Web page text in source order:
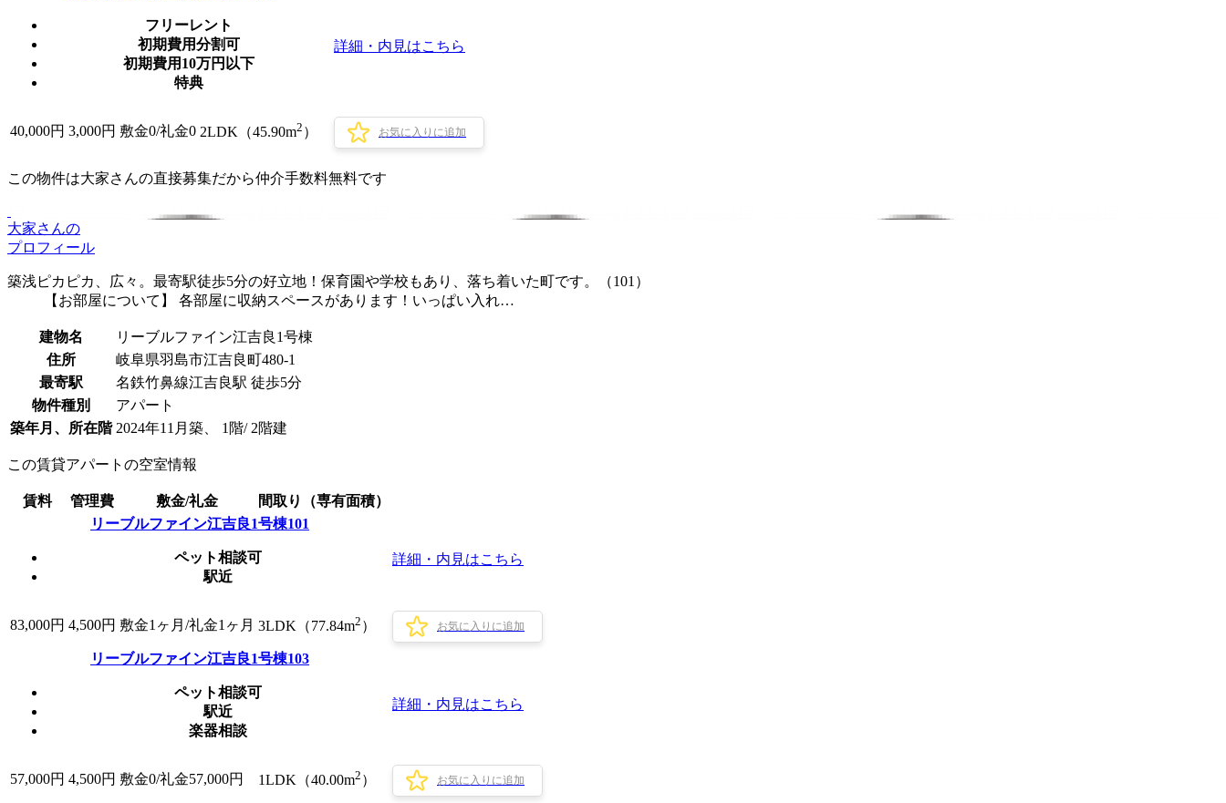
フリーレント
初期費用分割可
初期費用10万円以下
特典
詳細・内見はこちら
40,000円 3,000円 敷金0/礼金0 2LDK（45.90m2 ） お気に入りに追加
この物件は大家さんの直接募集だから仲介手数料無料です
大家さんの
プロフィール
築浅ピカピカ、広々。最寄駅徒歩5分の好立地！保育園や学校もあり、落ち着いた町です。（101）
【お部屋について】 各部屋に収納スペースがあります！いっぱい入れ…
建物名
リーブルファイン江吉良1号棟
住所
岐阜県羽島市江吉良町480-1
最寄駅
名鉄竹鼻線江吉良駅 徒歩5分
物件種別
アパート
築年月、所在階 2024年11月築、 1階/ 2階建
この賃貸アパートの空室情報
賃料 管理費 敷金/礼金
間取り（専有面積）
リーブルファイン江吉良1号棟101
ペット相談可
駅近
詳細・内見はこちら
83,000円 4,500円 敷金1ヶ月/礼金1ヶ月 3LDK（77.84m2 ） お気に入りに追加
リーブルファイン江吉良1号棟103
ペット相談可
駅近
楽器相談
詳細・内見はこちら
57,000円 4,500円 敷金0/礼金57,000円 1LDK（40.00m2 ） お気に入りに追加